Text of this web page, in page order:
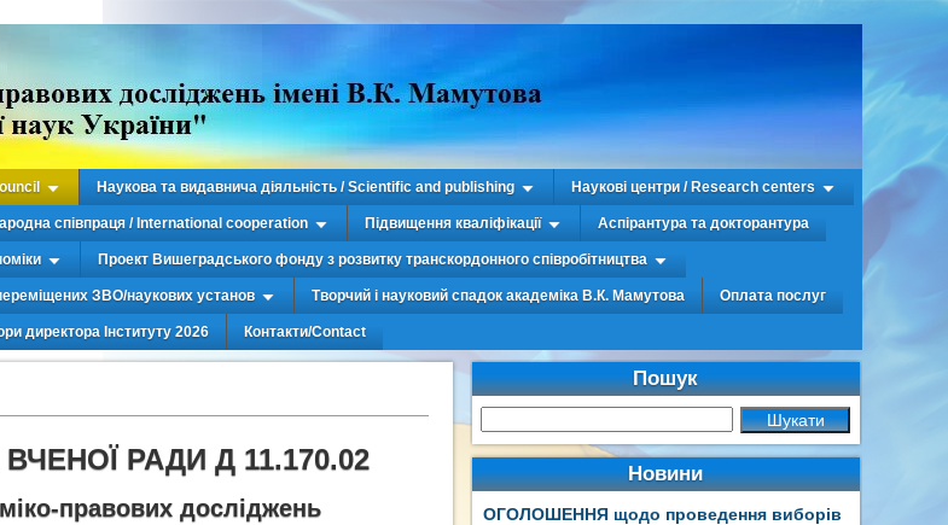
Наукова та видавнича діяльність / Scientific and publishing Наукові центри / Research centers
співпраця / International cooperation Підвищення кваліфікації Аспірантура та докторантура
Проект Вишеградського фонду з розвитку транскордонного співробітництва
ЗВО/наукових установ Творчий і науковий спадок академіка В.К. Мамутова Оплата послуг
директора Інституту 2026 Контакти/Contact
РАДИ Д 11.170.02
правових досліджень
Пошук
Новини
ОГОЛОШЕННЯ щодо проведення виборів